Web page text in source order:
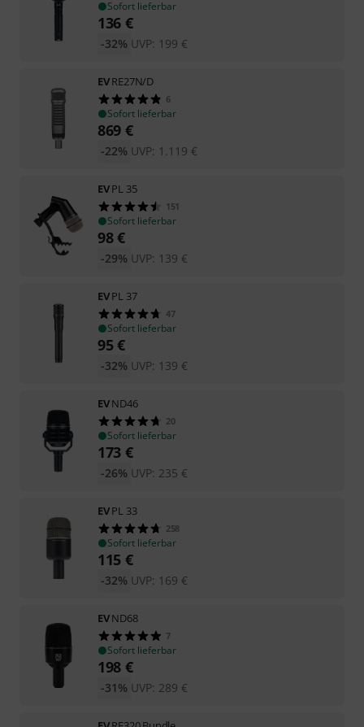
Sofort lieferbar
136 €
UVP: 199 €
-32%
EVRE27N/D
6
Sofort lieferbar
869 €
UVP: 1.119 €
-22%
EVPL 35
151
Sofort lieferbar
98€
UVP: 139 €
-29%
EVPL 37
47
Sofort lieferbar
95€
UVP: 139 €
-32%
EVND46
20
Sofort lieferbar
173 €
UVP: 235 €
-26%
EVPL 33
258
Sofort lieferbar
115 €
UVP: 169 €
-32%
EVND68
7
Sofort lieferbar
198 €
UVP: 289 €
-31%